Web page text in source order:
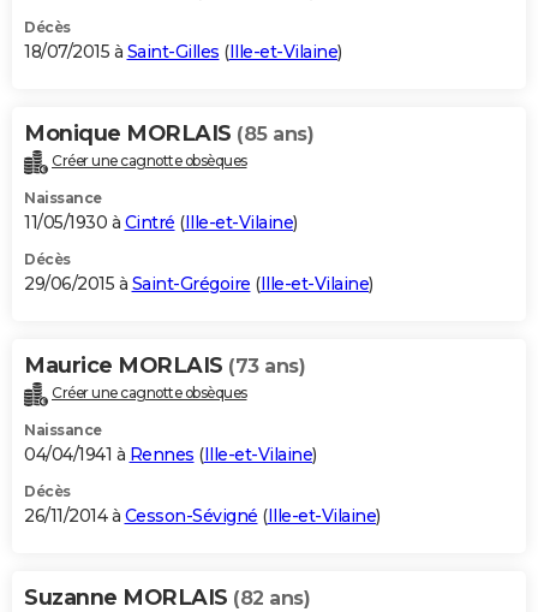
Décès
18/07/2015 à Saint-Gilles (Ille-et-Vilaine)
Monique MORLAIS (85 ans)
Créer une cagnotte obsèques
Naissance
11/05/1930 à Cintré (Ille-et-Vilaine)
Décès
29/06/2015 à Saint-Grégoire (Ille-et-Vilaine)
Maurice MORLAIS (73 ans)
Créer une cagnotte obsèques
Naissance
04/04/1941 à Rennes (Ille-et-Vilaine)
Décès
26/11/2014 à Cesson-Sévigné (Ille-et-Vilaine)
Suzanne MORLAIS (82 ans)